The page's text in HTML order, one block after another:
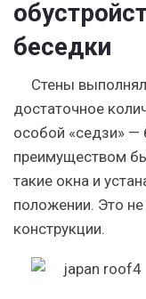
беседки
Стены
достаточное
особой «седзи» —
преимуществом
такие окна и
положении. Это
конструкции.